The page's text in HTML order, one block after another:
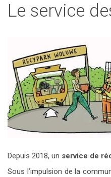
Le service
Depuis 2018, un service de
Sous l’impulsion de la